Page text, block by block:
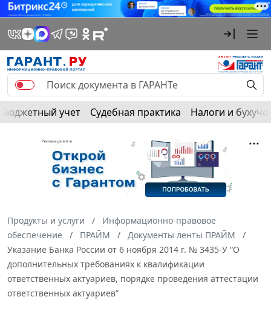
Бюджетный учет Судебная практика Налоги и
Продукты и услуги
Информационно-правовое
обеспечение
ПРАЙМ
Документы ленты ПРАЙМ
Указание Банка России от 6 ноября 2014 г. № 3435-У “О
дополнительных требованиях к квалификации
ответственных актуариев, порядке проведения аттестации
ответственных актуариев”